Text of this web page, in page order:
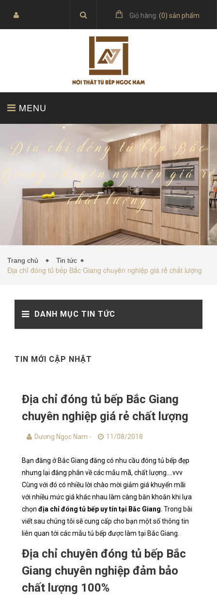
Giỏ hàng: (0) sản phẩm
MENU
SẢN PHẨM
BÁO GIÁ TỦ BẾP ACRYLIC
TỦ BẾP INOX
Địa chỉ đóng tủ bếp Bắc
Giang chuyên nghiệp giá rẻ
chất lượng
Trang chủ Tin tức
Địa chỉ đóng tủ bếp Bắc Giang chuyên nghiệp giá rẻ chất lượng
DANH MỤC TIN TỨC
TIN MỚI CẬP NHẬT
Địa chỉ đóng tủ bếp Bắc Giang
chuyên nghiệp giá rẻ chất lượng
Dương Ngọc Nam - 11/08/2018
Bạn đăng ở Bắc Giang đăng có nhu cầu đóng tủ bếp đẹp
nhưng lại đăng phân về các mẫu mã, chất lượng....vvv
Cùng với đó có nhiều lời chào mời giảm giá khuyến mãi
với nhiều mức giá khác nhau làm càng băn khoăn khi lựa
chọn địa chỉ đóng tủ bếp uy tín tại Bắc Giang . Trong bài
viết sau chúng tôi sẽ cung cấp cho bạn một số thông tin
liên quan tới các mẫu tủ bếp được làm tại Bắc Giang.
Địa chỉ chuyên đóng tủ bếp Bắc
Giang chuyên nghiệp đảm bảo
chất lượng 100%